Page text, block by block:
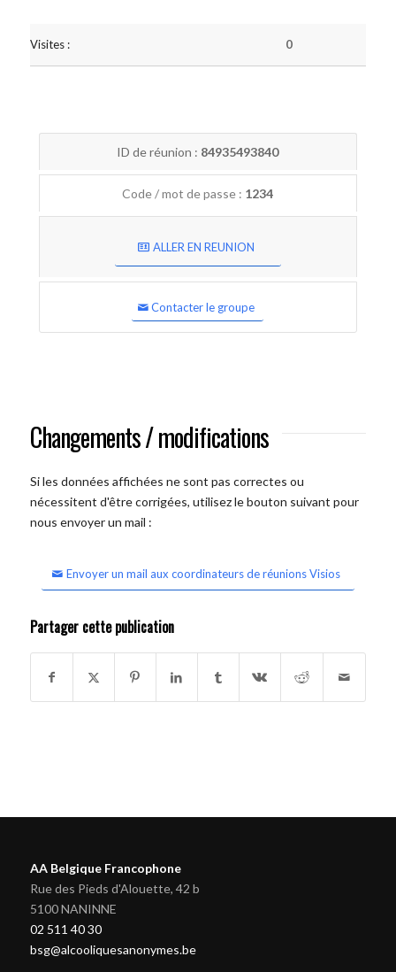
Visites : 0
ID de réunion : 84935493840
Code / mot de passe : 1234
ALLER EN REUNION
Contacter le groupe
Changements / modifications
Si les données affichées ne sont pas correctes ou
nécessitent d'être corrigées, utilisez le bouton suivant pour
nous envoyer un mail :
Envoyer un mail aux coordinateurs de réunions Visios
Partager cette publication
AA Belgique Francophone
Rue des Pieds d'Alouette, 42 b
5100 NANINNE
02 511 40 30
bsg@alcooliquesanonymes.be